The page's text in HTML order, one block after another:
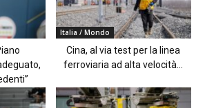
Italia / Mondo
Cina, al via test per la linea
ferroviaria ad alta velocità...